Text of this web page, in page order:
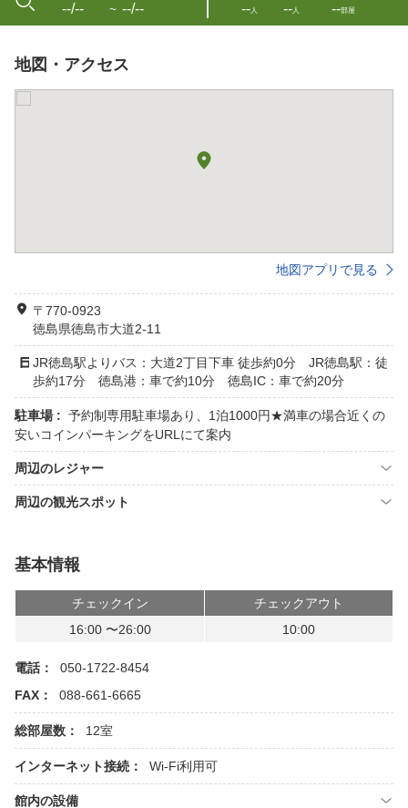
--/-- 〜 --/-- --人 --人 --部屋
地図・アクセス
地図アプリで見る
〒770-0923
徳島県徳島市大道2-11
JR徳島駅よりバス：大道2丁目下車 徒歩約0分 JR徳島駅：徒
歩約17分 徳島港：車で約10分 徳島IC：車で約20分
駐車場 : 予約制専用駐車場あり、1泊1000円★満車の場合近くの
安いコインパーキングをURLにて案内
周辺のレジャー
周辺の観光スポット
基本情報
チェックイン
チェックアウト
16:00 〜26:00
10:00
電話：
050-1722-8454
FAX：
088-661-6665
総部屋数： 12室
インターネット接続： Wi-Fi利用可
館内の設備